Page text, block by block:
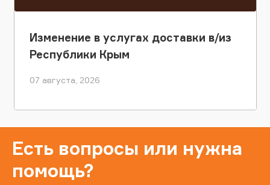
Изменение в услугах доставки в/из
Республики Крым
07 августа, 2026
Есть вопросы или нужна
помощь?